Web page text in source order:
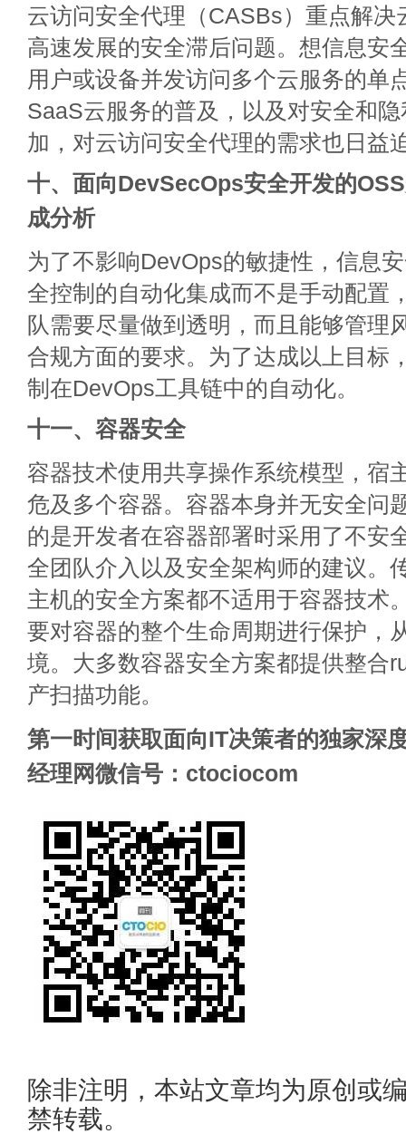
云访问安全代理（CASBs）重点解决
高速发展的安全滞后问题。想信息安
用户或设备并发访问多个云服务的单
SaaS云服务的普及，以及对安全和
加，对云访问安全代理的需求也日益
十、面向DevSecOps安全开发的
成分析
为了不影响DevOps的敏捷性，信息
全控制的自动化集成而不是手动配置
队需要尽量做到透明，而且能够管理
合规方面的要求。为了达成以上目标
制在DevOps工具链中的自动化。
十一、容器安全
容器技术使用共享操作系统模型，宿
危及多个容器。容器本身并无安全问
的是开发者在容器部署时采用了不安
全团队介入以及安全架构师的建议。
主机的安全方案都不适用于容器技术
要对容器的整个生命周期进行保护，
境。大多数容器安全方案都提供整合
产扫描功能。
第一时间获取面向IT决策者的独家深
经理网微信号：ctociocom
除非注明，本站文章均为原创或
禁转载。